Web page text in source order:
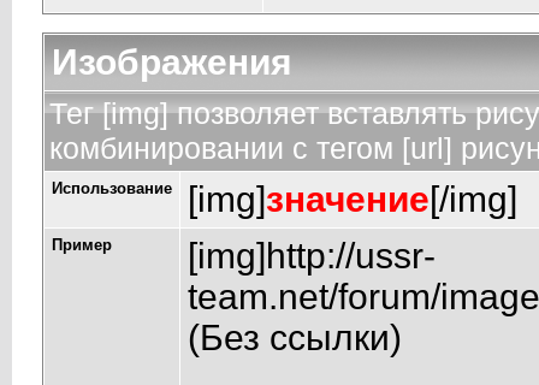
Изображения
Тег [img] позволяет вставлять
комбинировании с тегом [url]
Использование [img]значение[/img]
Пример
[img]http://ussr-
team.net/forum/
(Без ссылки)